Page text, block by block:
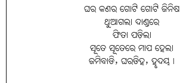
ଘର କଣର ଗୋଟି ଗୋଟି ଜିନିଷ
ଥୁଆଗଲା ଦାଣ୍ଡରେ
ଫିତା ପଡ଼ିଲା
ସୂତେ ସୂତେରେ ମାପ ହେଲା
ଜମିବାଡି, ଘରଡିହ, ହୃଦୟ।